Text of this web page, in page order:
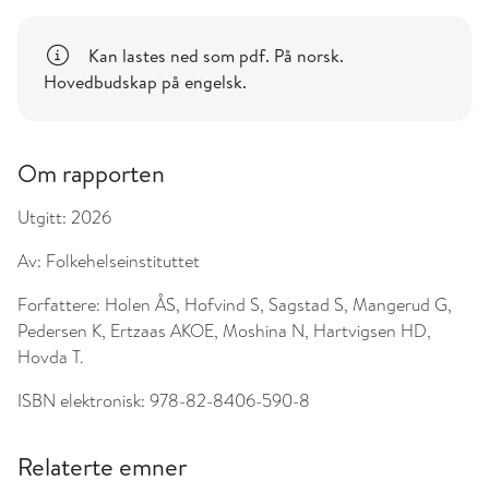
Kan lastes ned som pdf. På norsk.
Hovedbudskap på engelsk.
Om rapporten
Utgitt: 2026
Av: Folkehelseinstituttet
Forfattere: Holen ÅS, Hofvind S, Sagstad S, Mangerud G,
Pedersen K, Ertzaas AKOE, Moshina N, Hartvigsen HD,
Hovda T.
ISBN elektronisk: 978-82-8406-590-8
Relaterte emner